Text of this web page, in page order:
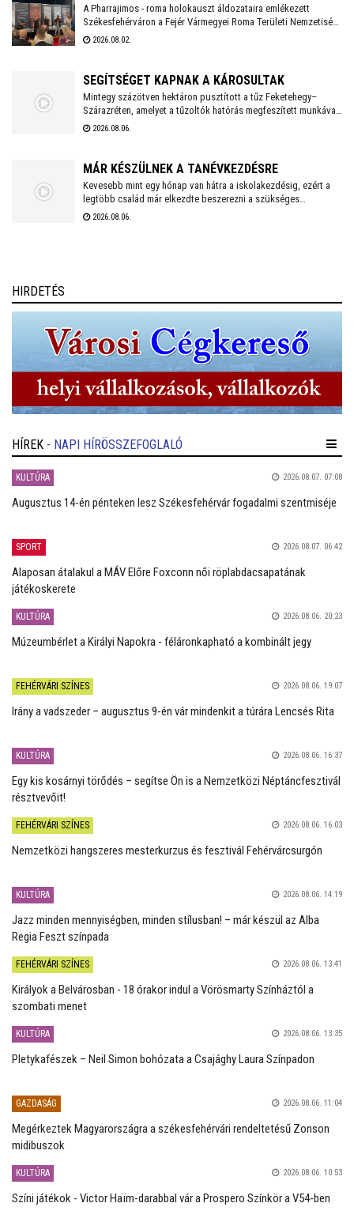
A Pharrajimos - roma holokauszt áldozataira emlékezett
Székesfehérváron a Fejér Vármegyei Roma Területi Nemzetiségi
Önkormányzat, ahova az egész vármegyéből érkeztek
múlt fájdalmát a Romano Glaszo közreműködésével.
2026.08.02.
SEGÍTSÉGET KAPNAK A KÁROSULTAK
Mintegy százötven hektáron pusztított a tűz Feketehegy–
Szárazréten, amelyet a tűzoltók hatórás megfeszített munkával
fékeztek meg. Az önkormányzat megkezdte a károsultak
2026.08.06.
MÁR KÉSZÜLNEK A TANÉVKEZDÉSRE
Kevesebb mint egy hónap van hátra a iskolakezdésig, ezért a
legtöbb család már elkezdte beszerezni a szükséges
tanszereket. A fehérvári papír-írószer üzletek már július eleje
2026.08.06.
HIRDETÉS
HÍREK - NAPI HÍRÖSSZEFOGLALÓ
KULTÚRA 2026.08.07. 07:08
Augusztus 14-én pénteken lesz Székesfehérvár fogadalmi szentmiséje
SPORT 2026.08.07. 06:42
Alaposan átalakul a MÁV Előre Foxconn női röplabdacsapatának
játékoskerete
KULTÚRA 2026.08.06. 20:23
Múzeumbérlet a Királyi Napokra - féláronkapható a kombinált jegy
FEHÉRVÁRI SZÍNES 2026.08.06. 19:07
Irány a vadszeder – augusztus 9-én vár mindenkit a túrára Lencsés Rita
KULTÚRA 2026.08.06. 16:37
Egy kis kosárnyi törődés – segítse Ön is a Nemzetközi Néptáncfesztivál
résztvevőit!
FEHÉRVÁRI SZÍNES 2026.08.06. 16:03
Nemzetközi hangszeres mesterkurzus és fesztivál Fehérvárcsurgón
KULTÚRA 2026.08.06. 14:19
Jazz minden mennyiségben, minden stílusban! – már készül az Alba
Regia Feszt színpada
FEHÉRVÁRI SZÍNES 2026.08.06. 13:41
Királyok a Belvárosban - 18 órakor indul a Vörösmarty Színháztól a
szombati menet
KULTÚRA 2026.08.06. 13:35
Pletykafészek – Neil Simon bohózata a Csajághy Laura Színpadon
GAZDASÁG 2026.08.06. 11:04
Megérkeztek Magyarországra a székesfehérvári rendeltetésű Zonson
midibuszok
KULTÚRA 2026.08.06. 10:53
Színi játékok - Victor Haïm-darabbal vár a Prospero Színkör a V54-ben